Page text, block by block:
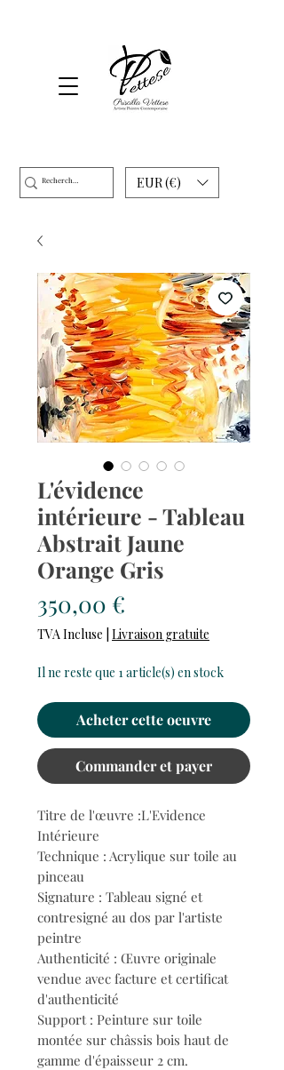
EUR (€)
L'évidence
intérieure - Tableau
Abstrait Jaune
Orange Gris
350,00 €
TVA Incluse Livraison gratuite
Il ne reste que 1 article(s) en stock
Acheter cette oeuvre
Commander et payer
Titre de l'œuvre :L'Evidence
Intérieure
Technique : Acrylique sur toile au
pinceau
Signature : Tableau signé et
contresigné au dos par l'artiste
peintre
Authenticité : Œuvre originale
vendue avec facture et certificat
d'authenticité
Support : Peinture sur toile
montée sur châssis bois haut de
gamme d'épaisseur 2 cm.